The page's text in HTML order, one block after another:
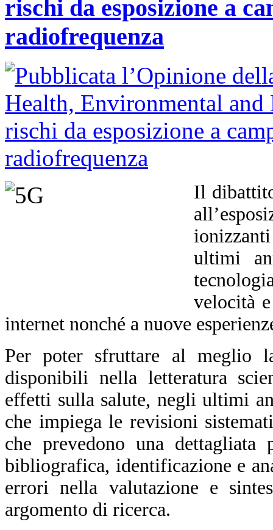
rischi da esposizione a
radiofrequenza
Il
ultimi
velocità
internet nonché a nuove
Per poter sfruttare al meglio
disponibili nella letteratura
effetti sulla salute, negli ultimi
che impiega le revisioni
che prevedono una dettagliata
bibliografica, identificazione e
errori nella valutazione e
argomento di ricerca.